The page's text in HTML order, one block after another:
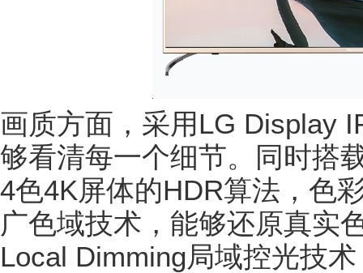
画质方面，采用LG Display
够看清每一个细节。同时搭
4色4K屏体的HDR算法，色
广色域技术，能够还原真实
Local Dimming局域控光技